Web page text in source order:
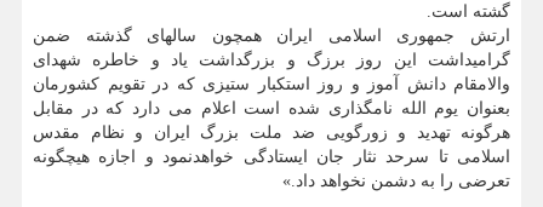
گشته است.
ارتش جمهوری اسلامی ایران همچون سالهای گذشته ضمن
گرامیداشت این روز برزگ و بزرگداشت یاد و خاطره شهدای
والامقام دانش آموز و روز استکبار ستیزی که در تقویم کشورمان
بعنوان یوم الله نامگذاری شده است اعلام می دارد که در مقابل
هرگونه تهدید و زورگویی ضد ملت بزرگ ایران و نظام مقدس
اسلامی تا سرحد نثار جان ایستادگی خواهدنمود و اجازه هیچگونه
تعرضی را به دشمن نخواهد داد.»